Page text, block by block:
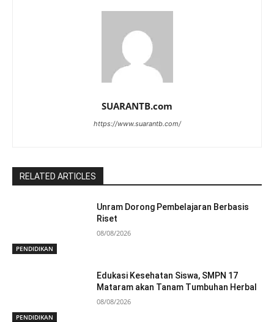
SUARANTB.com
https://www.suarantb.com/
RELATED ARTICLES
PENDIDIKAN
Unram Dorong Pembelajaran Berbasis
Riset
08/08/2026
PENDIDIKAN
Edukasi Kesehatan Siswa, SMPN 17
Mataram akan Tanam Tumbuhan Herbal
08/08/2026